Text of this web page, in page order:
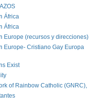
África
África
Europe (recursos y direcciones)
Europe- Cristiano Gay Europa
Exist
of Rainbow Catholic (GNRC),